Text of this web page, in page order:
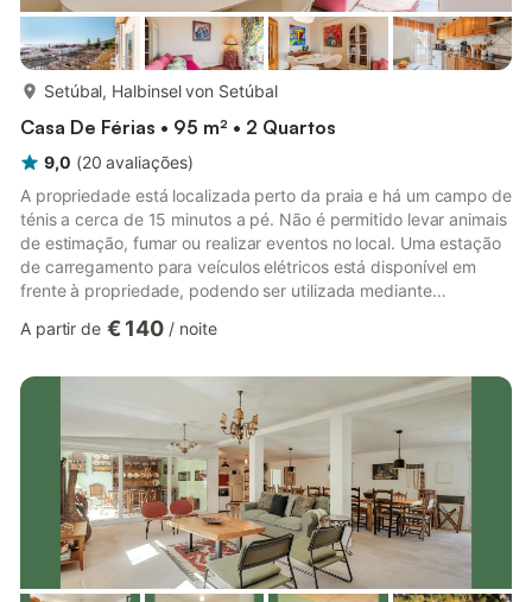
Setúbal, Halbinsel von Setúbal
Casa De Férias • 95 m² • 2 Quartos
9,0 (20 avaliações)
A propriedade está localizada perto da praia e há um campo de
ténis a cerca de 15 minutos a pé. Não é permitido levar animais
de estimação, fumar ou realizar eventos no local. Uma estação
de carregamento para veículos elétricos está disponível em
frente à propriedade, podendo ser utilizada mediante
conveniente sistema de auto-check-in, proporcionando maior
entrada.
A partir de € 140 / noite